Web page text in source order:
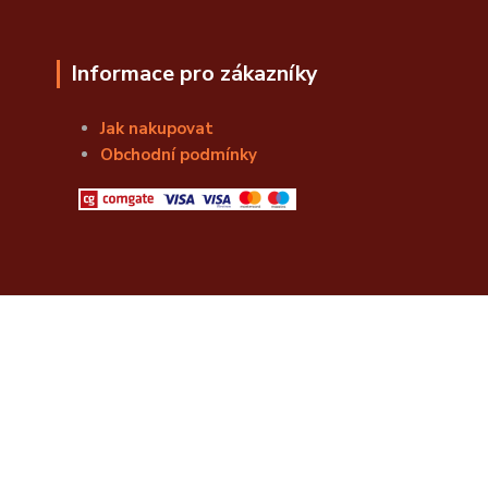
Informace pro zákazníky
Jak nakupovat
Obchodní podmínky